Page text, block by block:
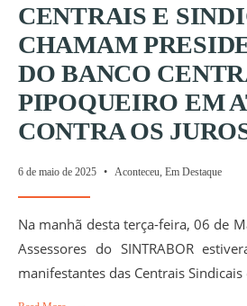
CENTRAIS E
CHAMAM
DO BANCO
PIPOQUEIRO EM
CONTRA OS
6 de maio de 2025 • Aconteceu Em Destaque
Na manhã desta terça-feira, 06 de
Assessores do SINTRABOR
manifestantes das Centrais Sindicais